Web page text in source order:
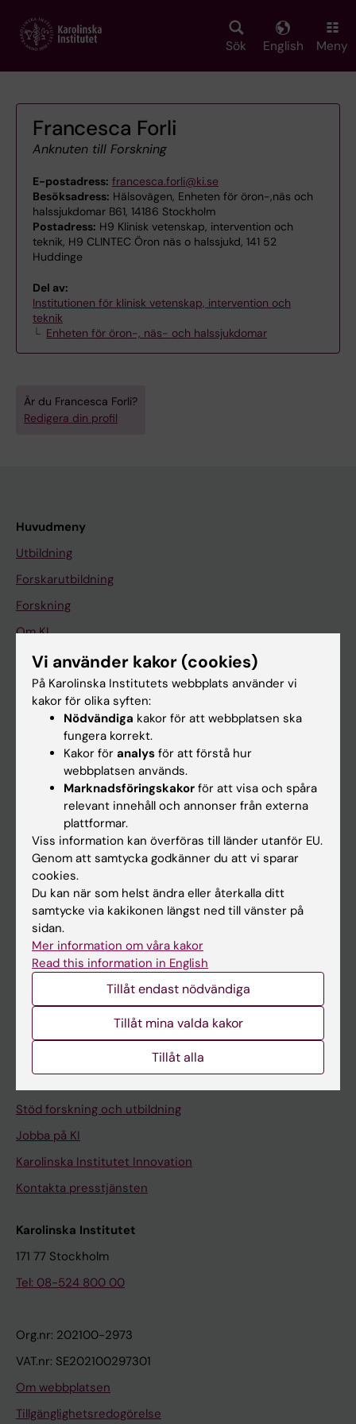
main
Sök English Meny
Francesca Forli
Anknuten till Forskning
E-postadress: francesca.forli@ki.se
Besöksadress: Hälsovägen, Enheten för öron-,näs och
halssjukdomar B61, 14186 Stockholm
Postadress: H9 Klinisk vetenskap, intervention och
teknik, H9 CLINTEC Öron näs o halssjukd, 141 52
Huddinge
Del av:
Institutionen för klinisk vetenskap, intervention och
teknik
Enheten för öron-, näs- och halssjukdomar
Är du Francesca Forli?
Redigera din profil
Huvudmeny
Utbildning
Forskarutbildning
Forskning
Om KI
På gång
Nyheter
Kalender
Schema
Studentmejlen
Kurs- och programwebbar
Student på KI
Medarbetarportalen
Stöd forskning och utbildning
Jobba på KI
Karolinska Institutet Innovation
Kontakta presstjänsten
Karolinska Institutet
171 77 Stockholm
Tel: 08-524 800 00
Org.nr: 202100-2973
VAT.nr: SE202100297301
Om webbplatsen
Tillgänglighetsredogörelse
Vi använder kakor (cookies)
På Karolinska Institutets webbplats använder vi
kakor för olika syften:
Nödvändiga kakor för att webbplatsen ska
fungera korrekt.
Kakor för analys för att förstå hur
webbplatsen används.
Marknadsföringskakor för att visa och spåra
relevant innehåll och annonser från externa
plattformar.
Viss information kan överföras till länder utanför EU.
Genom att samtycka godkänner du att vi sparar
cookies.
Du kan när som helst ändra eller återkalla ditt
samtycke via kakikonen längst ned till vänster på
sidan.
Mer information om våra kakor
Read this information in English
Tillåt endast nödvändiga
Tillåt mina valda kakor
Tillåt alla